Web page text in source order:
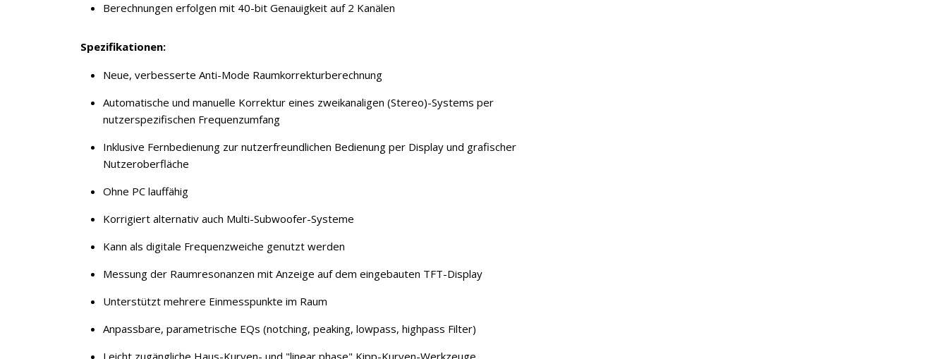
Berechnungen erfolgen mit 40-bit Genauigkeit auf 2 Kanälen
Spezifikationen:
Neue, verbesserte Anti-Mode Raumkorrekturberechnung
Automatische und manuelle Korrektur eines zweikanaligen (Stereo)-Systems per
nutzerspezifischen Frequenzumfang
Inklusive Fernbedienung zur nutzerfreundlichen Bedienung per Display und grafischer
Nutzeroberfläche
Ohne PC lauffähig
Korrigiert alternativ auch Multi-Subwoofer-Systeme
Kann als digitale Frequenzweiche genutzt werden
Messung der Raumresonanzen mit Anzeige auf dem eingebauten TFT-Display
Unterstützt mehrere Einmesspunkte im Raum
Anpassbare, parametrische EQs (notching, peaking, lowpass, highpass Filter)